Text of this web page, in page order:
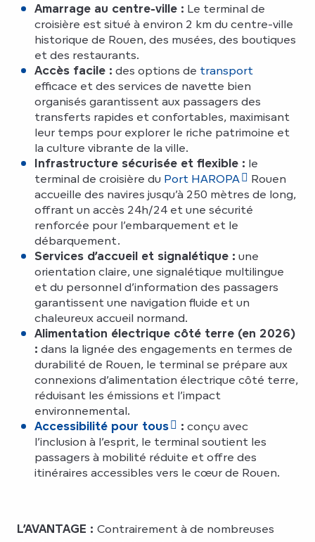
Amarrage au centre-ville : Le terminal de
croisière est situé à environ 2 km du centre-ville
historique de Rouen, des musées, des boutiques
et des restaurants.
Accès facile : des options de transport
efficace et des services de navette bien
organisés garantissent aux passagers des
transferts rapides et confortables, maximisant
leur temps pour explorer le riche patrimoine et
la culture vibrante de la ville.
Infrastructure sécurisée et flexible : le
terminal de croisière du Port HAROPA
Rouen
accueille des navires jusqu’à 250 mètres de long,
offrant un accès 24h/24 et une sécurité
renforcée pour l’embarquement et le
débarquement.
Services d’accueil et signalétique : une
orientation claire, une signalétique multilingue
et du personnel d’information des passagers
garantissent une navigation fluide et un
chaleureux accueil normand.
Alimentation électrique côté terre (en 2026)
: dans la lignée des engagements en termes de
durabilité de Rouen, le terminal se prépare aux
connexions d’alimentation électrique côté terre,
réduisant les émissions et l’impact
environnemental.
Accessibilité pour tous
: conçu avec
l’inclusion à l’esprit, le terminal soutient les
passagers à mobilité réduite et offre des
itinéraires accessibles vers le cœur de Rouen.
L’AVANTAGE : Contrairement à de nombreuses